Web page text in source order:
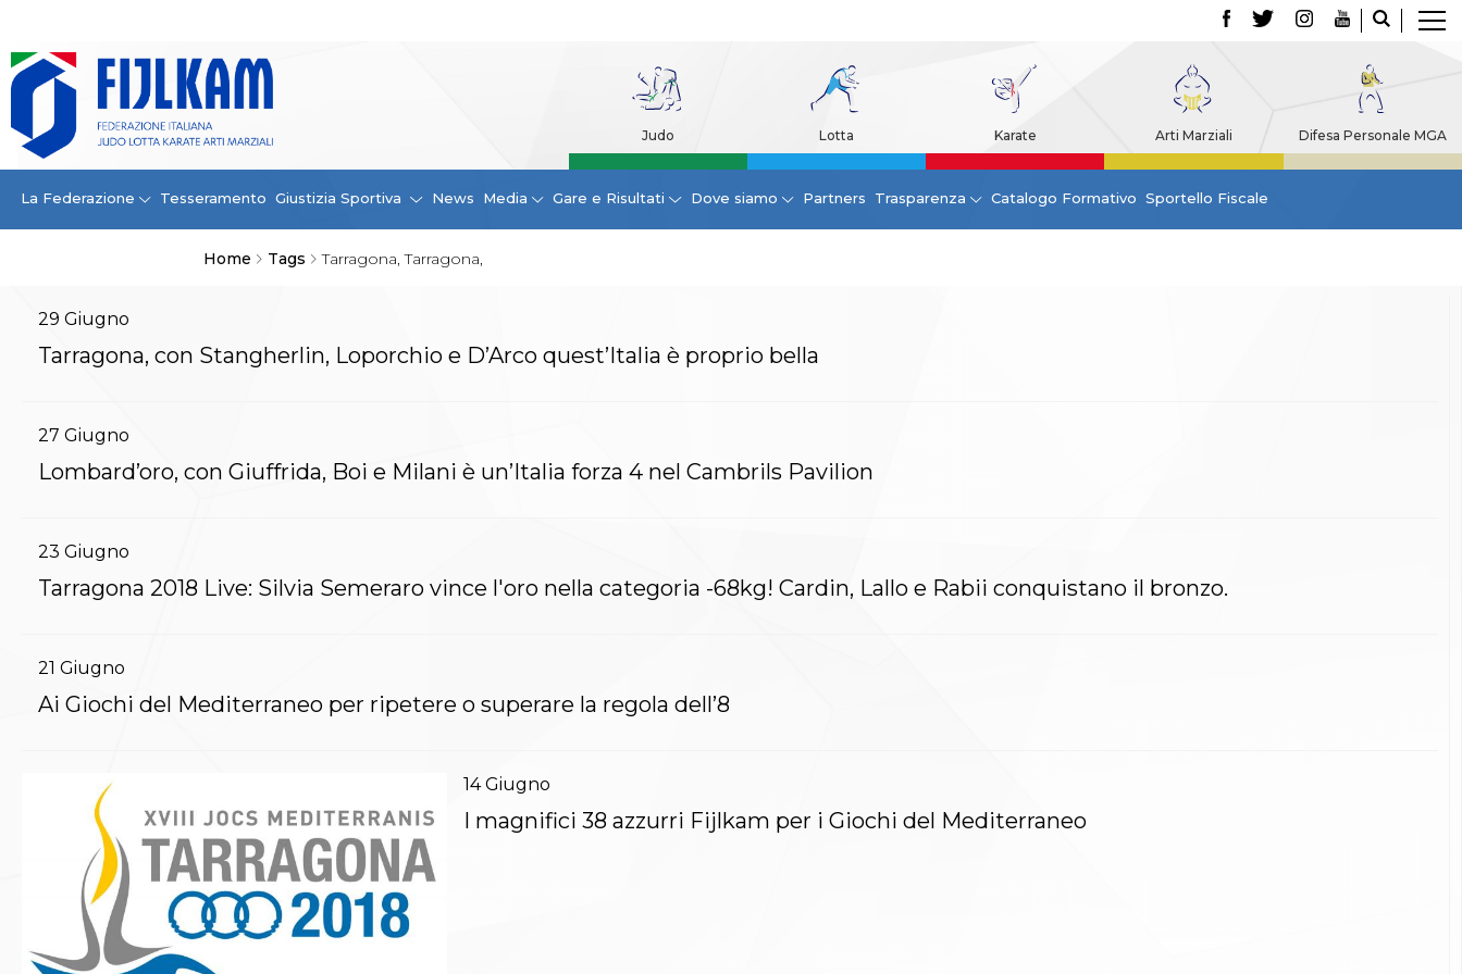
Judo Lotta Karate Arti Marziali Difesa Personale MGA
La Federazione Tesseramento Giustizia Sportiva News Media Gare e Risultati Dove siamo Partners Trasparenza Catalogo Formativo Sportello Fiscale
Home Tags Tarragona, Tarragona,
La Federazione
La FIJLKAM
Organigramma
Storia
Campioni di tutti i tempi
News
Convenzioni
Contatti
Safeguarding Policy
Contatti
Norme e modulistica Affiliazioni e Tesseramenti
Azzurri
Provvedimenti in corso
Sentenze Corte Sportiva e Federale di Appello
Sentenze CAF
Sentenze Tribunale Nazionale Arbitrato per lo
Sport
Dispositivi Tribunale Federale
Dispositivi Corte Sportiva e Federale di Appello
Spese per l’accesso alla Giustizia
Gare e Risultati
29 Giugno
Tarragona, con Stangherlin, Loporchio e D’Arco quest’Italia è proprio bella
27 Giugno
Lombard’oro, con Giuffrida, Boi e Milani è un’Italia forza 4 nel Cambrils Pavilion
23 Giugno
Tarragona 2018 Live: Silvia Semeraro vince l'oro nella categoria -68kg! Cardin, Lallo e Rabii conquistano il bronzo.
21 Giugno
Ai Giochi del Mediterraneo per ripetere o superare la regola dell’8
14 Giugno
I magnifici 38 azzurri Fijlkam per i Giochi del Mediterraneo